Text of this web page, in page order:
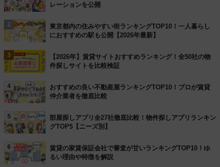
レーションを公開
2
東京都内の住みやすい街ランキングTOP10！一人暮らし
におすすめの駅も公開【2026年最新】
3
【2026年】賃貸サイトおすすめランキング！全50社の物
件探しサイトを比較検証
4
おすすめの良い不動産屋ランキングTOP10！プロが賃貸
仲介業者を徹底比較
5
部屋探しアプリ全27社徹底比較！物件探しアプリランキン
グTOP5【ニーズ別】
6
賃貸の家賃保証会社で審査が甘いランキングTOP10！ゆ
るい理由や特徴を解説